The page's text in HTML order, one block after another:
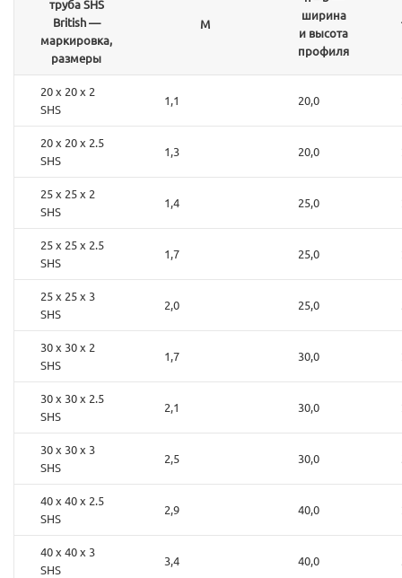
труба SHS
British —
маркировка,
размеры
M
ширина
и высота
профиля
20 x 20 x 2
SHS
1,1 20,0
20 x 20 x 2.5
SHS
1,3 20,0
25 x 25 x 2
SHS
1,4 25,0
25 x 25 x 2.5
SHS
1,7 25,0
25 x 25 x 3
SHS
2,0 25,0
30 x 30 x 2
SHS
1,7 30,0
30 x 30 x 2.5
SHS
2,1 30,0
30 x 30 x 3
SHS
2,5 30,0
40 x 40 x 2.5
SHS
2,9 40,0
40 x 40 x 3
SHS
3,4 40,0